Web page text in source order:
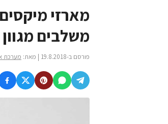
מארזי
משלבים
פורסם ב-19.8.2018 | מאת: מערכת